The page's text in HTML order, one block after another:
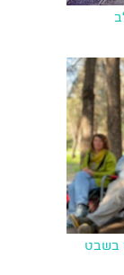
בשבט